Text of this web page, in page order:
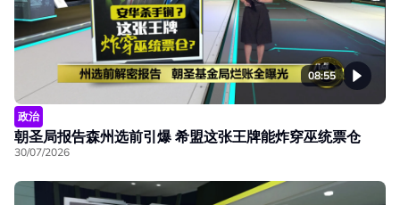
08:55
政治
朝圣局报告森州选前引爆 希盟这张王牌能炸穿巫统票仓
30/07/2026